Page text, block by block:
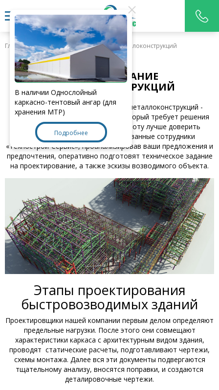
Главная > Услуги > Проектирование металлоконструкций
ПРОЕКТИРОВАНИЕ
МЕТАЛЛОКОНСТРУКЦИЙ
Проектирование сооружение из металлоконструкций -
сложный и трудоемкий процесс, который требует решения
массы задач. Вот почему, эту работу лучше доверить
профессионалам. Квалифицированные сотрудники
«Технострой-Сервис», проанализировав ваши предложения и
предпочтения, оперативно подготовят техническое задание
на проектирование, а также эскизы возводимого объекта.
Этапы проектирования
быстровозводимых зданий
Проектировщики нашей компании первым делом определяют
предельные нагрузки. После этого они совмещают
характеристики каркаса с архитектурным видом здания,
проводят статические расчеты, подготавливают чертежи,
схемы монтажа. Далее вся эти документы подвергаются
тщательному анализу, вносятся поправки, и создаются
деталировочные чертежи.
В наличии Однослойный
каркасно-тентовый ангар (для
хранения МТР)
Подробнее